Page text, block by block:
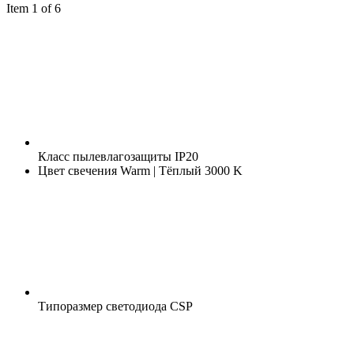
Item 1 of 6
Класс пылевлагозащиты IP20
Цвет свечения Warm | Тёплый 3000 K
Типоразмер светодиода CSP